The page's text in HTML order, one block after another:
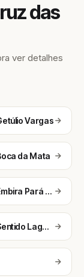
das
ver detalhes
Vargas
da Mata
Estrada Embira Pará Engenho da Lagoa
Estrada Sentido Lagoa Grande